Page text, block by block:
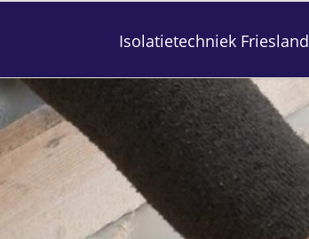
Isolatietechniek Friesland